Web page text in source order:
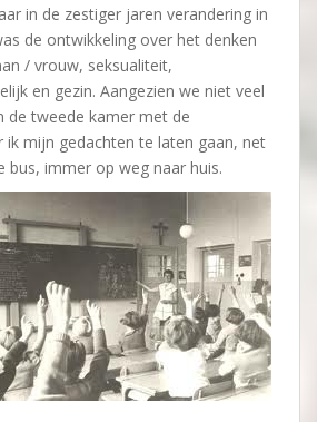
in de zestiger jaren verandering in
de ontwikkeling over het denken
/ vrouw, seksualiteit,
en gezin. Aangezien we niet veel
de tweede kamer met de
mijn gedachten te laten gaan, net
bus, immer op weg naar huis.